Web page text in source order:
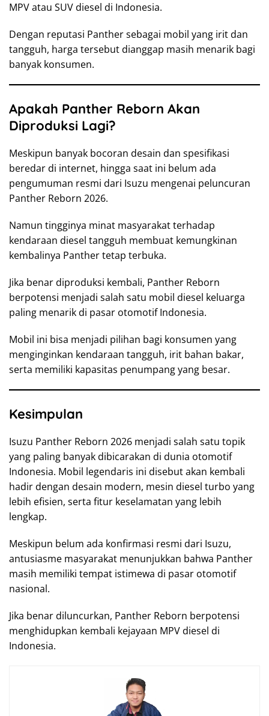
MPV atau SUV diesel di Indonesia.
Dengan reputasi Panther sebagai mobil yang irit dan
tangguh, harga tersebut dianggap masih menarik bagi
banyak konsumen.
Apakah Panther Reborn Akan
Diproduksi Lagi?
Meskipun banyak bocoran desain dan spesifikasi
beredar di internet, hingga saat ini belum ada
pengumuman resmi dari Isuzu mengenai peluncuran
Panther Reborn 2026.
Namun tingginya minat masyarakat terhadap
kendaraan diesel tangguh membuat kemungkinan
kembalinya Panther tetap terbuka.
Jika benar diproduksi kembali, Panther Reborn
berpotensi menjadi salah satu mobil diesel keluarga
paling menarik di pasar otomotif Indonesia.
Mobil ini bisa menjadi pilihan bagi konsumen yang
menginginkan kendaraan tangguh, irit bahan bakar,
serta memiliki kapasitas penumpang yang besar.
Kesimpulan
Isuzu Panther Reborn 2026 menjadi salah satu topik
yang paling banyak dibicarakan di dunia otomotif
Indonesia. Mobil legendaris ini disebut akan kembali
hadir dengan desain modern, mesin diesel turbo yang
lebih efisien, serta fitur keselamatan yang lebih
lengkap.
Meskipun belum ada konfirmasi resmi dari Isuzu,
antusiasme masyarakat menunjukkan bahwa Panther
masih memiliki tempat istimewa di pasar otomotif
nasional.
Jika benar diluncurkan, Panther Reborn berpotensi
menghidupkan kembali kejayaan MPV diesel di
Indonesia.